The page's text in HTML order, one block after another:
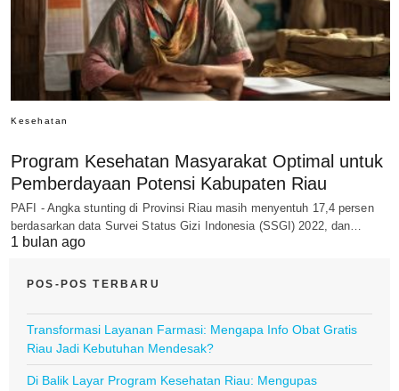
Kesehatan
Program Kesehatan Masyarakat Optimal untuk
Pemberdayaan Potensi Kabupaten Riau
PAFI - Angka stunting di Provinsi Riau masih menyentuh 17,4 persen
berdasarkan data Survei Status Gizi Indonesia (SSGI) 2022, dan…
1 bulan ago
POS-POS TERBARU
Transformasi Layanan Farmasi: Mengapa Info Obat Gratis
Riau Jadi Kebutuhan Mendesak?
Di Balik Layar Program Kesehatan Riau: Mengupas